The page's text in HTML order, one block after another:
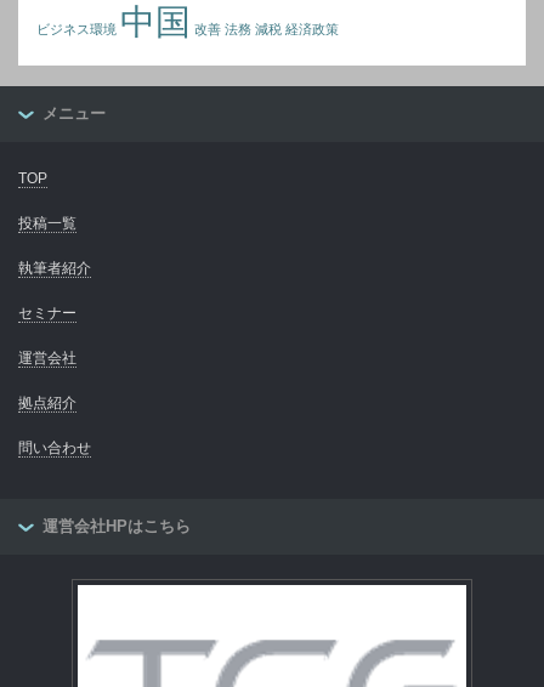
ビジネス環境 中国 改善 法務 減税 経済政策
メニュー
TOP
投稿一覧
執筆者紹介
セミナー
運営会社
拠点紹介
問い合わせ
運営会社HPはこちら